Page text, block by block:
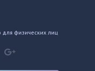
для физических лиц